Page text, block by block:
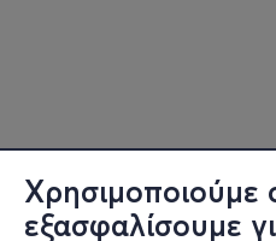
εξασφαλίσουμε